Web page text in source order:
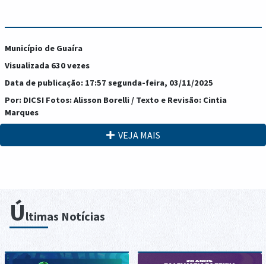
Município de Guaíra
Visualizada 630 vezes
Data de publicação: 17:57 segunda-feira, 03/11/2025
Por: DICSI Fotos: Alisson Borelli / Texto e Revisão: Cintia
Marques
VEJA MAIS
Últimas Notícias